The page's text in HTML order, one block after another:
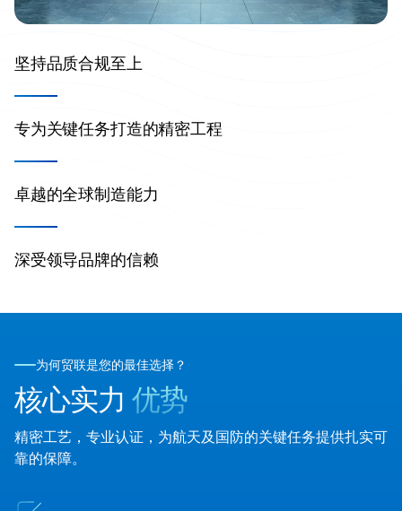
坚持品质合规至上
专为关键任务打造的精密工程
卓越的全球制造能力
深受领导品牌的信赖
为何贸联是您的最佳选择？
核心实力优势
精密工艺，专业认证，为航天及国防的关键任务提供扎实可
靠的保障。